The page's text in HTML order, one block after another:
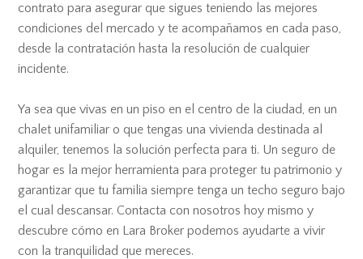
contrato para asegurar que sigues teniendo las mejores
condiciones del mercado y te acompañamos en cada paso,
desde la contratación hasta la resolución de cualquier
incidente.
Ya sea que vivas en un piso en el centro de la ciudad, en un
chalet unifamiliar o que tengas una vivienda destinada al
alquiler, tenemos la solución perfecta para ti. Un seguro de
hogar es la mejor herramienta para proteger tu patrimonio y
garantizar que tu familia siempre tenga un techo seguro bajo
el cual descansar. Contacta con nosotros hoy mismo y
descubre cómo en Lara Broker podemos ayudarte a vivir
con la tranquilidad que mereces.